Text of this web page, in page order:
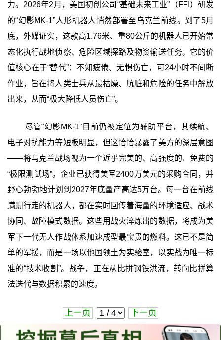
力。2026年2月，美国初创公司“基础未来工业”（FFI）研发
的“幻影MK-1”人形机器人悄然部署至乌克兰前线。到了5月
底，外媒证实，这款高1.76米、重80公斤的机器人已开始常
态化执行战地侦察、危险区域探路及物资输送任务。它的价
值核心在于“替代”：不知疲倦、无惧伤亡，可24小时不间断
作业，旨在将人类士兵从最枯燥、肮脏和危险的任务中解放
出来，从而“极大降低人员伤亡”。
尽管“幻影MK-1”目前仍被定位为辅助平台，其续航、
电子对抗能力等短板明显，但这恰恰暴露了美方的深层意图
——将乌克兰战场视为一个近乎完美的、高强度的、免费的
“极限测试场”。企业已获得美军2400万美元的采购合同，并
野心勃勃地计划到2027年底量产高达5万台。每一台在前线
蹒跚行走的机器人，都在实时回传着海量的环境适应、战术
协同、故障模式数据。这些用战火淬炼出的数据，将成为美
军下一代无人作战体系加速成型最宝贵的燃料。这已不是简
单的军援，而是一场以他国领土为实验室，以实战为唯一标
准的“技术收割”。战争，正在从比拼钢铁洪流，转向比拼算
法迭代与数据积累的速度。
上一页 下一页